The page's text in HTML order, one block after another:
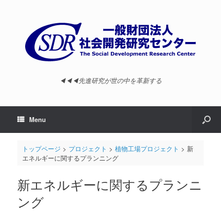
◀︎◀︎◀︎先進研究が世の中を革新する
Menu
トップページ > プロジェクト > 植物工場プロジェクト > 新
エネルギーに関するプランニング
新エネルギーに関するプランニ
ング